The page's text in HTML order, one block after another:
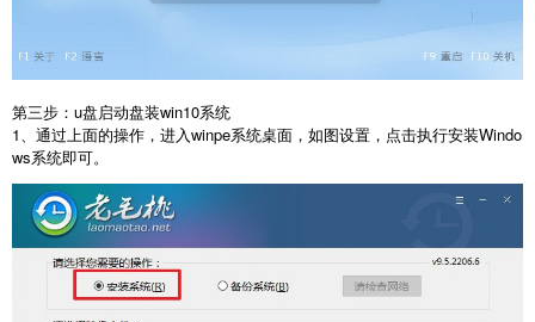
第三步：u盘启动盘装win10系统
1、通过上面的操作，进入winpe系统桌面，如图设置，点击执行安装Windo
ws系统即可。